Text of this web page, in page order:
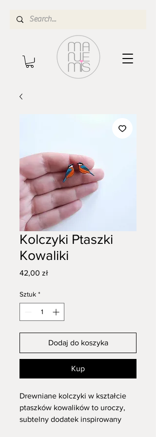
Kolczyki Ptaszki
Kowaliki
42,00 złCena
Sztuk *
Dodaj do koszyka
Kup
Drewniane kolczyki w kształcie
ptaszków kowalików to uroczy,
subtelny dodatek inspirowany